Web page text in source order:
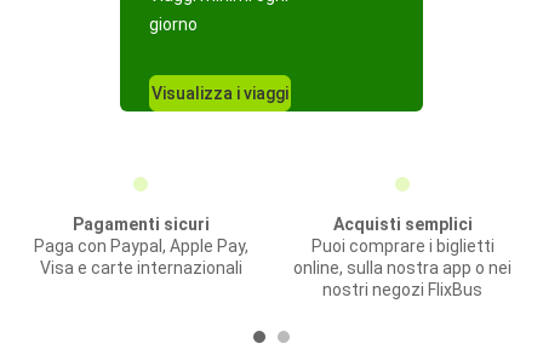
giorno
Visualizza i viaggi
Pagamenti sicuri
Paga con Paypal, Apple Pay,
Visa e carte internazionali
Acquisti semplici
Puoi comprare i biglietti
online, sulla nostra app o nei
nostri negozi FlixBus